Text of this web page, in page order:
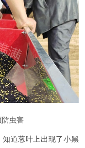
防虫害
道葱叶上出现了小黑